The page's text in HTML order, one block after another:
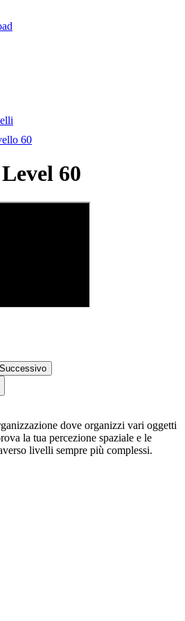
60
60
Successivo
dove organizzi vari oggetti
la tua percezione spaziale e le
livelli sempre più complessi.